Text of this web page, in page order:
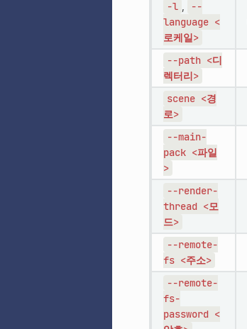
-l
--
language <
로케일>
--path <디
렉터리>
scene <경
로>
--main-
pack <파일
>
--render-
thread <모
드>
--remote-
fs <주소>
--remote-
fs-
password <